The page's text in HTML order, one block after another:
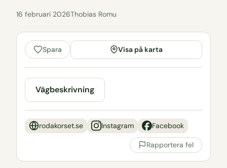
16 februari 2026Thobias Romu
Spara Visa på karta
Vägbeskrivning
rodakorset.se Instagram Facebook
Rapportera fel